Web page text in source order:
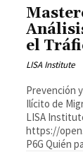
el
LISA Institute
Prevención
Ilícito de Migrantes Masterclass
LISA Institute https://youtu.be/
https://